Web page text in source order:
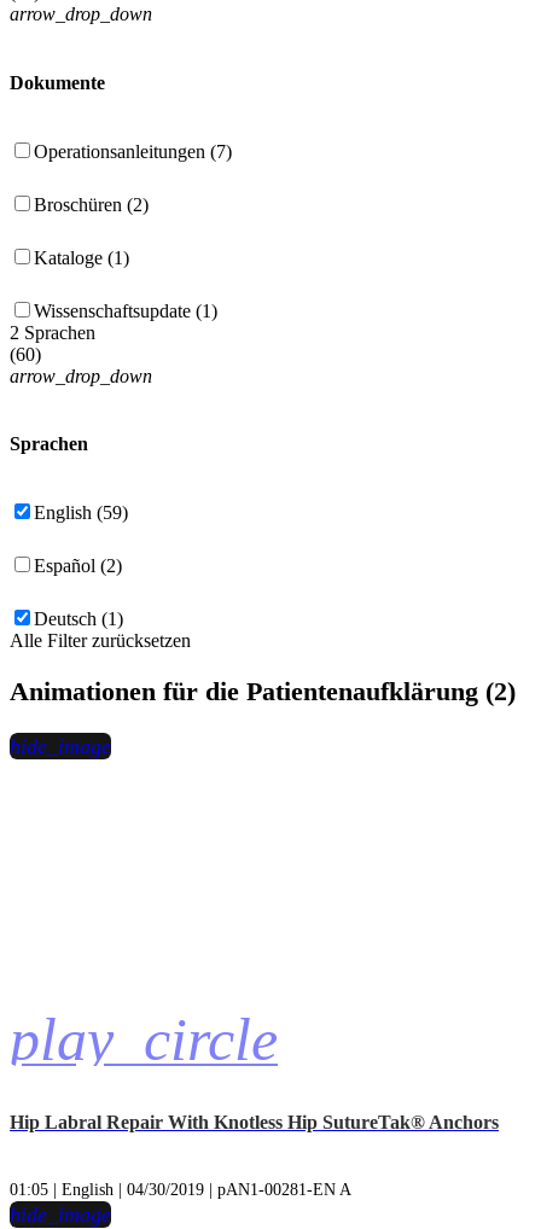
arrow_drop_down
Dokumente
Operationsanleitungen (7)
Broschüren (2)
Kataloge (1)
Wissenschaftsupdate (1)
2 Sprachen
(60)
arrow_drop_down
Sprachen
English (59)
Español (2)
Deutsch (1)
Alle Filter zurücksetzen
Animationen für die Patientenaufklärung (2)
play_circle
hide_image
Hip Labral Repair With Knotless Hip SutureTak® Anchors
01:05 | English | 04/30/2019 | pAN1-00281-EN A
hide_image